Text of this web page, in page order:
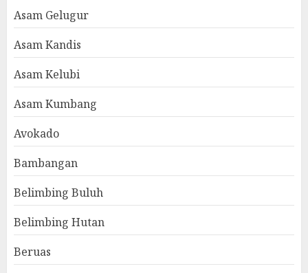
Asam Gelugur
Asam Kandis
Asam Kelubi
Asam Kumbang
Avokado
Bambangan
Belimbing Buluh
Belimbing Hutan
Beruas